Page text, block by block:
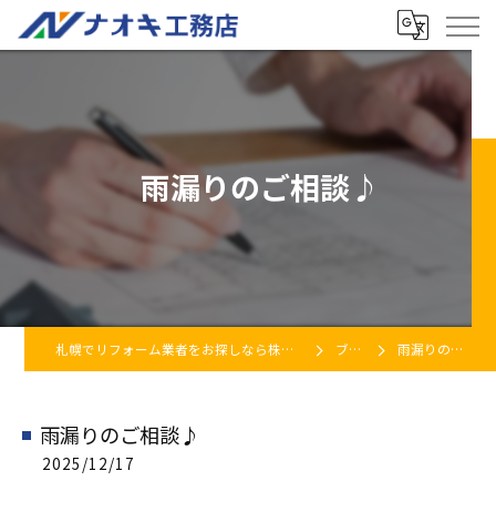
雨漏りのご相談♪
札幌でリフォーム業者をお探しなら株式会社ナオキ工務店 ブログ 雨漏りのご相談♪
雨漏りのご相談♪
2025/12/17